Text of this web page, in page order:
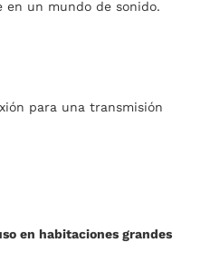
en un mundo de sonido.
para una transmisión
en habitaciones grandes